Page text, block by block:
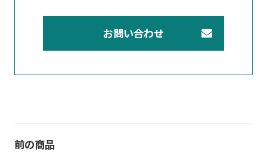
お問い合わせ
前の商品